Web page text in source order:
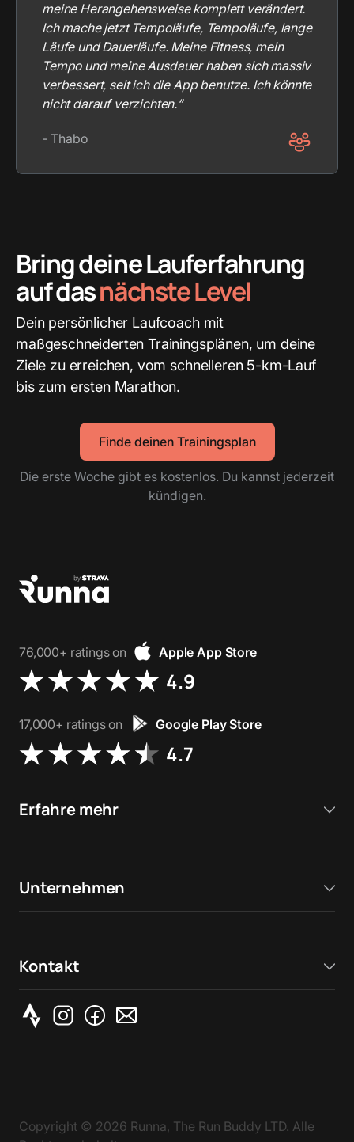
meine Herangehensweise komplett verändert.
Ich mache jetzt Tempoläufe, Tempoläufe, lange
Läufe und Dauerläufe. Meine Fitness, mein
Tempo und meine Ausdauer haben sich massiv
verbessert, seit ich die App benutze. Ich könnte
nicht darauf verzichten.“
- Thabo
Bring deine Lauferfahrung
auf dasnächste Level
Dein persönlicher Laufcoach mit
maßgeschneiderten Trainingsplänen, um deine
Ziele zu erreichen, vom schnelleren 5-km-Lauf
bis zum ersten Marathon.
Finde deinen Trainingsplan
Die erste Woche gibt es kostenlos. Du kannst jederzeit
kündigen.
76,000+ ratings on Apple App Store
4.9
17,000+ ratings on Google Play Store
4.7
Erfahre mehr
Unternehmen
Kontakt
Copyright © 2026 Runna, The Run Buddy LTD. Alle